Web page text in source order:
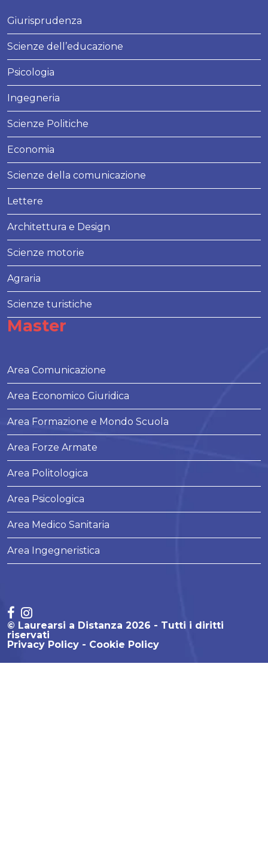
Giurisprudenza
Scienze dell’educazione
Psicologia
Ingegneria
Scienze Politiche
Economia
Scienze della comunicazione
Lettere
Architettura e Design
Scienze motorie
Agraria
Scienze turistiche
Master
Area Comunicazione
Area Economico Giuridica
Area Formazione e Mondo Scuola
Area Forze Armate
Area Politologica
Area Psicologica
Area Medico Sanitaria
Area Ingegneristica
© Laurearsi a Distanza 2026 - Tutti i diritti
riservati
Privacy Policy
Cookie Policy